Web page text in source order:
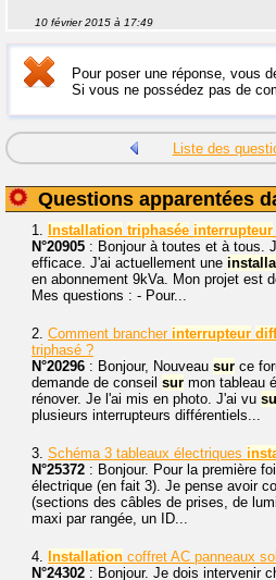
10 février 2015 à 17:49
Pour poser une réponse, vous
Si vous ne possédez pas de
Liste des
Questions apparentées
1. Installation triphasée interrupteur
N°20905 : Bonjour à toutes et à tous.
efficace. J'ai actuellement une
en abonnement 9kVa. Mon projet est
Mes questions : - Pour...
2. Comment brancher interrupteur
triphasé ?
N°20296 : Bonjour, Nouveau sur ce
demande de conseil sur mon tableau
rénover. Je l'ai mis en photo. J'ai vu
plusieurs interrupteurs différentiels...
3. Schéma 3 tableaux électriques
N°25372 : Bonjour. Pour la première
électrique (en fait 3). Je pense avoir
(sections des câbles de prises, de
maxi par rangée, un ID...
4. Installation coffret AC panneaux
N°24302 : Bonjour. Je dois intervenir